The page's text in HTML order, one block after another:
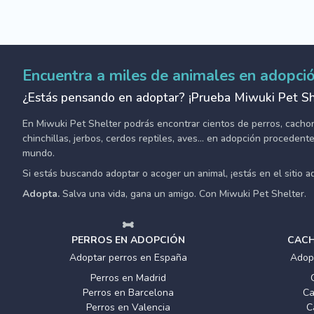
Encuentra a miles de animales en
¿Estás pensando en adoptar? ¡Prueba Miwuki Pet
En Miwuki Pet Shelter podrás encontrar cientos de perros,
chinchillas, jerbos, cerdos reptiles, aves... en adopción
mundo.
Si estás buscando adoptar o acoger un animal, ¡estás en el sitio
Adopta. Salva una vida, gana un amigo. Con Miwuki Pet Shelter.
PERROS EN ADOPCIÓN
Adoptar perros en España
Perros en Madrid
Perros en Barcelona
Perros en Valencia